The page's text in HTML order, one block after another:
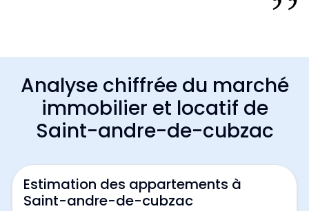
Analyse chiffrée du marché
immobilier et locatif de
Saint-andre-de-cubzac
Estimation des appartements à
Saint-andre-de-cubzac